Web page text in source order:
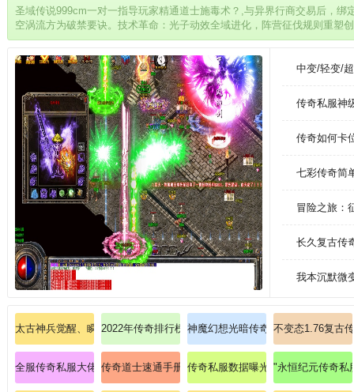
圣域传说999cm一对一指导玩家精通道士施毒术？,与异界行商交易后，绑
空涡流方为破禁要诀。技术革命：光子动效全域进化，阵营征伐规则重塑
0.5秒成神
中变/轻变/
传奇私服神
传奇如何卡
七彩传奇简
冒险之旅：
长久复古传
我本沉默微
太古神兵觉醒、瞬秒BOSS爆出至尊屠龙！
2022年传奇排行榜亲力亲为带大家辨别道士英雄野蛮冲
神魔幻想光暗传奇亲手替我们领会
不变态1.76复古
全服传奇私服大佬力荐:微变复古版；单刷爆出青龙战甲
传奇道士速通手册：如何七日速成英雄召唤月灵？
传奇私服数据曝光:传奇zxk：绝版
"永恒纪元传奇私